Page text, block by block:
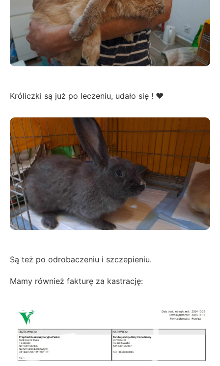
Króliczki są już po leczeniu, udało się ! ❤️
Są też po odrobaczeniu i szczepieniu.
Mamy również fakturę za kastrację: